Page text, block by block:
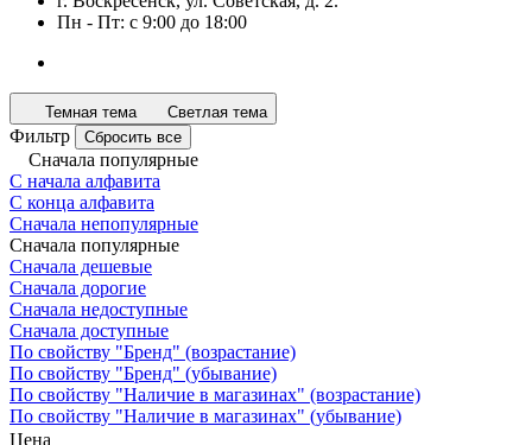
Пн - Пт: с 9:00 до 18:00
Темная тема Светлая тема
Фильтр Сбросить все
Сначала популярные
С начала алфавита
С конца алфавита
Сначала непопулярные
Сначала популярные
Сначала дешевые
Сначала дорогие
Сначала недоступные
Сначала доступные
По свойству "Бренд" (возрастание)
По свойству "Бренд" (убывание)
По свойству "Наличие в магазинах" (возрастание)
По свойству "Наличие в магазинах" (убывание)
Цена